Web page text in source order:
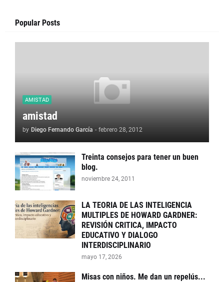
Popular Posts
AMISTAD
amistad
by Diego Fernando García - febrero 28, 2012
Treinta consejos para tener un buen
blog.
noviembre 24, 2011
LA TEORIA DE LAS INTELIGENCIA
MULTIPLES DE HOWARD GARDNER:
REVISIÓN CRITICA, IMPACTO
EDUCATIVO Y DIALOGO
INTERDISCIPLINARIO
mayo 17, 2026
Misas con niños. Me dan un repelús...